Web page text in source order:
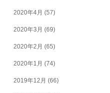
2020年4月 (57)
2020年3月 (69)
2020年2月 (65)
2020年1月 (74)
2019年12月 (66)